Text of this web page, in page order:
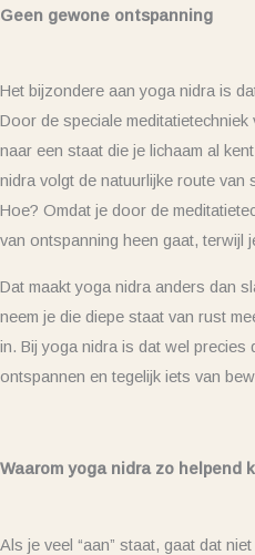
Geen gewone ontspanning
Het bijzondere aan yoga nidra is
Door de speciale
naar een staat die je lichaam al
nidra volgt de natuurlijke route van
Hoe? Omdat je door de
van ontspanning heen gaat, terwijl
Dat maakt yoga nidra anders dan
neem je die diepe staat van rust
in. Bij yoga nidra is dat wel precies
ontspannen en tegelijk iets van
Waarom yoga nidra zo helpend
Als je veel “aan” staat, gaat dat